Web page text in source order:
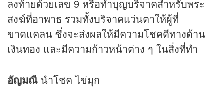
ลงท้ายด้วยเลข 9 หรือทำบุญบริจาคสำหรับพระ
สงฆ์ที่อาพาธ รวมทั้งบริจาคแว่นตาให้ผู้ที่
ขาดแคลน ซึ่งจะส่งผลให้มีความโชคดีทางด้าน
เงินทอง และมีความก้าวหน้าต่าง ๆ ในสิ่งที่ทำ
อัญมณี นำโชค ไข่มุก